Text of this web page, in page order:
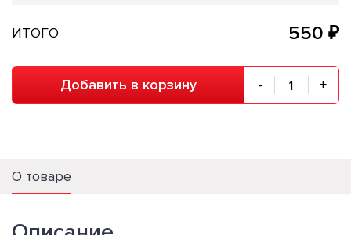
ИТОГО 550 ₽
Добавить в корзину - +
О товаре